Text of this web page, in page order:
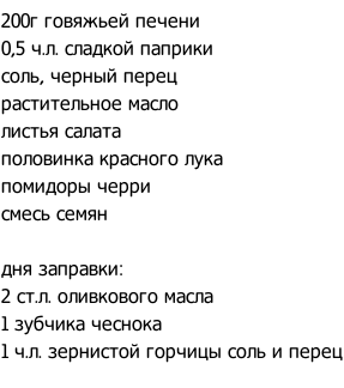
200г говяжьей печени
0,5 ч.л. сладкой паприки
соль, черный перец
растительное масло
листья салата
половинка красного лука
помидоры черри
смесь семян
дня заправки:
2 ст.л. оливкового масла
1 зубчика чеснока
1 ч.л. зернистой горчицы соль и перец